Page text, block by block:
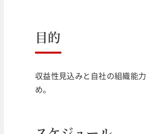
目的
収益性見込みと自社の組織能
め。